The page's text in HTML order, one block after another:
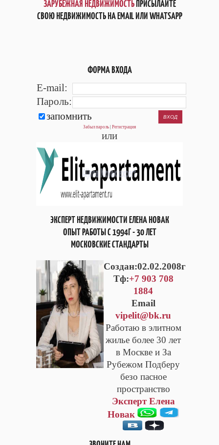
ЗАРУБЕЖНАЯ НЕДВИЖИМОСТЬПРИСЫЛАЙТЕ
СВОЮ НЕДВИЖИМОСТЬ НА EMAIL ИЛИ WHATSAPP
ФОРМА ВХОДА
E-mail:
Пароль:
запомнить
Забыл пароль Регистрация
или
ЭКСПЕРТ НЕДВИЖИМОСТИ ЕЛЕНА НОВАК
ОПЫТ РАБОТЫ С 1994Г - 30 ЛЕТ
МОСКОВСКИЕ СТАНДАРТЫ
Cоздан:02.02.2008г
Тф:+7 903 708
1884
Email
vipelit@bk.ru
Работаю в элитном
жилье более 30 лет
в Москве и За
Рубежом Подберу
безо пасное
пространство
Эксперт Елена
Новак